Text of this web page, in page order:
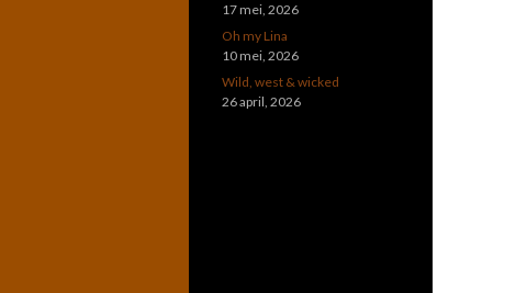
17 mei, 2026
Oh my Lina
10 mei, 2026
Wild, west & wicked
26 april, 2026